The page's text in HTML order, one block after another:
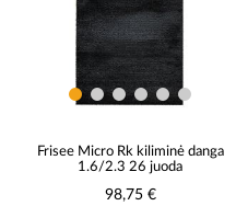
Frisee Micro Rk kiliminė danga
1.6/2.3 26 juoda
98,75 €